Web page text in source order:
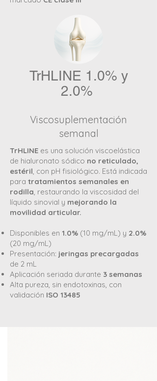
TrHLINE 1.0% y
2.0%
Viscosuplementación
semanal
TrHLINE es una solución viscoelástica
de hialuronato sódico no reticulado,
estéril, con pH fisiológico. Está indicada
para tratamientos semanales en
rodilla, restaurando la viscosidad del
líquido sinovial y mejorando la
movilidad articular.
Disponibles en 1.0% (10 mg/mL) y 2.0%
(20 mg/mL)
Presentación: jeringas precargadas
de 2 mL
Aplicación seriada durante 3 semanas
Alta pureza, sin endotoxinas, con
validación ISO 13485